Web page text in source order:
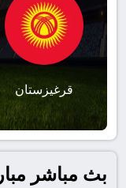
قرغيزستان
بث مباشر